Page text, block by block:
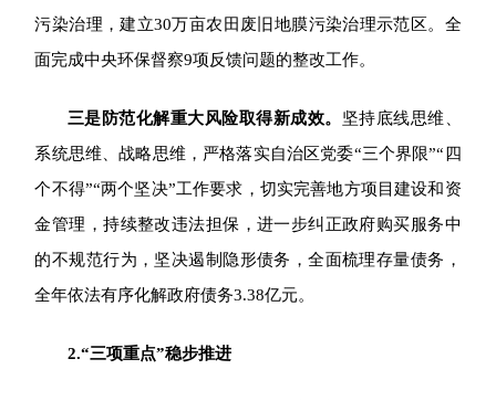
污染治理，建立30万亩农田废旧地膜污染治理示范区。全
面完成中央环保督察9项反馈问题的整改工作。
三是防范化解重大风险取得新成效。 坚持底线思维、
系统思维、战略思维， 严格落实自治区党委“三个界限”“四
个不得”“两个坚决”工作要求，切实完善地方项目建设和资
金管理，持续整改违法担保，进一步纠正政府购买服务中
的不规范行为，坚决遏制隐形债务，全面梳理存量债务，
全年依法有序化解政府债务3.38亿元。
2.“三项重点”稳步推进